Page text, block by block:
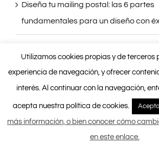
Diseña tu mailing postal: las 6 partes
fundamentales para un diseño con
GALLERY
Utilizamos cookies propias y de terceros
experiencia de navegación, y ofrecer
interés. Al continuar con la navegación,
acepta nuestra política de cookies. Acepto
más información, o bien conocer cómo
en este enlace.